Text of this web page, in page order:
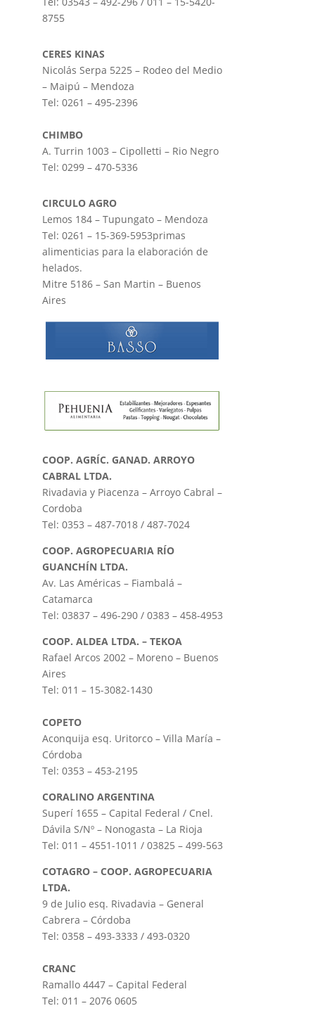
8755
CERES KINAS
Nicolás Serpa 5225 – Rodeo del Medio
– Maipú – Mendoza
Tel: 0261 – 495-2396
CHIMBO
A. Turrin 1003 – Cipolletti – Rio Negro
Tel: 0299 – 470-5336
CIRCULO AGRO
Lemos 184 – Tupungato – Mendoza
Tel: 0261 – 15-369-5953primas
alimenticias para la elaboración de
helados.
Mitre 5186 – San Martin – Buenos
Aires
COOP. AGRÍC. GANAD. ARROYO
CABRAL LTDA.
Rivadavia y Piacenza – Arroyo Cabral –
Cordoba
Tel: 0353 – 487-7018 / 487-7024
COOP. AGROPECUARIA RÍO
GUANCHÍN LTDA.
Av. Las Américas – Fiambalá –
Catamarca
Tel: 03837 – 496-290 / 0383 – 458-4953
COOP. ALDEA LTDA. – TEKOA
Rafael Arcos 2002 – Moreno – Buenos
Aires
Tel: 011 – 15-3082-1430
COPETO
Aconquija esq. Uritorco – Villa María –
Córdoba
Tel: 0353 – 453-2195
CORALINO ARGENTINA
Superí 1655 – Capital Federal / Cnel.
Dávila S/Nº – Nonogasta – La Rioja
Tel: 011 – 4551-1011 / 03825 – 499-563
COTAGRO – COOP. AGROPECUARIA
LTDA.
9 de Julio esq. Rivadavia – General
Cabrera – Córdoba
Tel: 0358 – 493-3333 / 493-0320
CRANC
Ramallo 4447 – Capital Federal
Tel: 011 – 2076 0605